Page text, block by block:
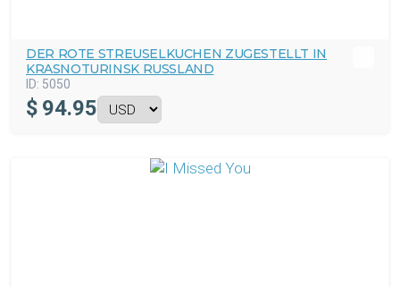
DER ROTE STREUSELKUCHEN ZUGESTELLT IN
KRASNOTURINSK RUSSLAND
ID: 5050
$ 94.95